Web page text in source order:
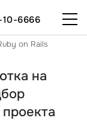
10-6666
on Rails
на